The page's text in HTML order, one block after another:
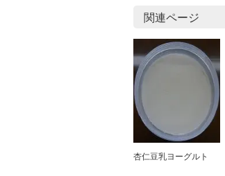
関連ページ
杏仁豆乳ヨーグルト